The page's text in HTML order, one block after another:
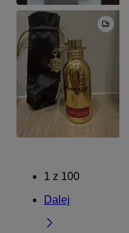
1 z 100
Dalej